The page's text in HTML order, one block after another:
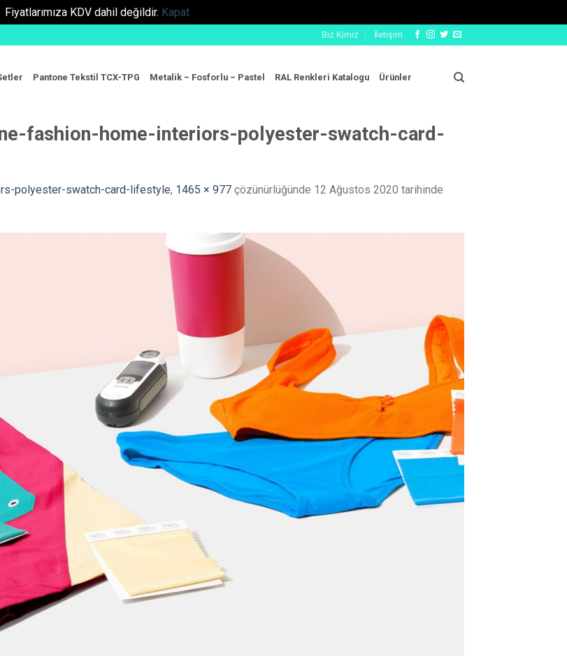
Fiyatlarımıza KDV dahil değildir. Kapat
Biz Kimiz İletişim
Pantone Tekstil TCX-TPG Metalik – Fosforlu – Pastel RAL Renkleri Katalogu Ürünler
fashion-home-interiors-polyester-swatch-card-
polyester-swatch-card-lifestyle, 1465 × 977 çözünürlüğünde 12 Ağustos 2020 tarihinde